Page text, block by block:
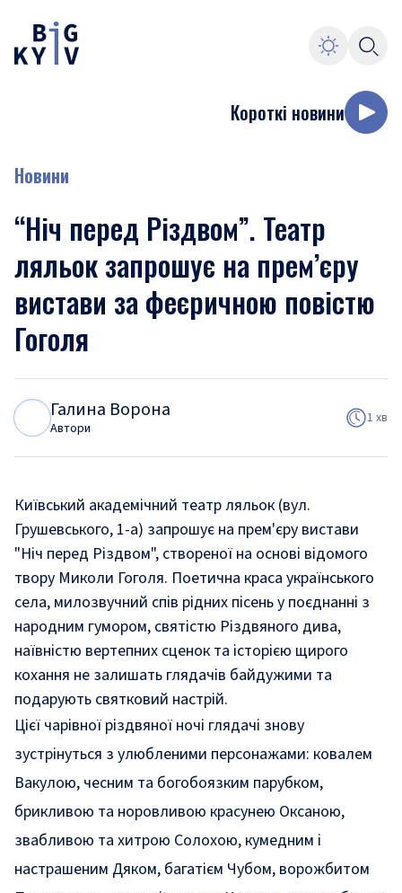
Короткі новини
Новини
“Ніч перед Різдвом”. Театр
ляльок запрошує на прем’єру
вистави за феєричною повістю
Гоголя
Галина Ворона
Автори
1 хв
Київський академічний театр ляльок (вул.
Грушевського, 1-а) запрошує на прем'єру вистави
"Ніч перед Різдвом", створеної на основі відомого
твору Миколи Гоголя. Поетична краса українського
села, милозвучний спів рідних пісень у поєднанні з
народним гумором, святістю Різдвяного дива,
наївністю вертепних сценок та історією щирого
кохання не залишать глядачів байдужими та
подарують святковий настрій.
Цієї чарівної різдвяної ночі глядачі знову
зустрінуться з улюбленими персонажами: ковалем
Вакулою, чесним та богобоязким парубком,
брикливою та норовливою красунею Оксаною,
звабливою та хитрою Солохою, кумедним і
настрашеним Дяком, багатієм Чубом, ворожбитом